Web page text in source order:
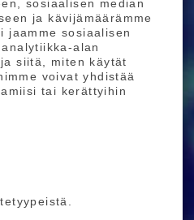
sosiaalisen median
ja kävijämäärämme
jaamme sosiaalisen
alan
siitä, miten käytät
voivat yhdistää
tai kerättyihin
saat uusimmat edut
(